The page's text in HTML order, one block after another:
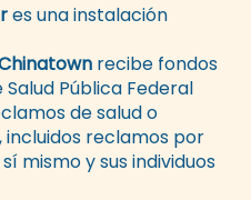
es una instalación
recibe fondos
Pública Federal
de salud o
incluidos reclamos por
mismo y sus individuos